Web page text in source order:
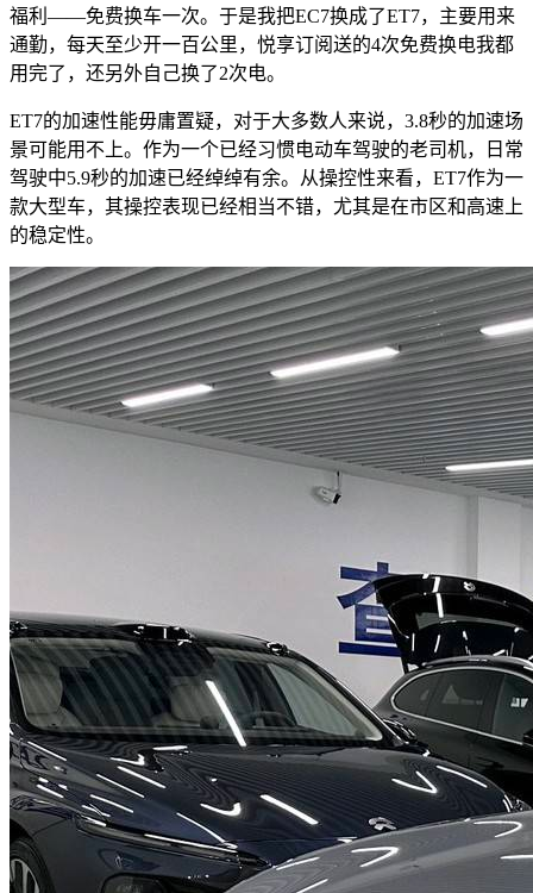
福利——免费换车一次。于是我把EC7换成了ET7，主要用来
通勤，每天至少开一百公里，悦享订阅送的4次免费换电我都
用完了，还另外自己换了2次电。
ET7的加速性能毋庸置疑，对于大多数人来说，3.8秒的加速场
景可能用不上。作为一个已经习惯电动车驾驶的老司机，日常
驾驶中5.9秒的加速已经绰绰有余。从操控性来看，ET7作为一
款大型车，其操控表现已经相当不错，尤其是在市区和高速上
的稳定性。